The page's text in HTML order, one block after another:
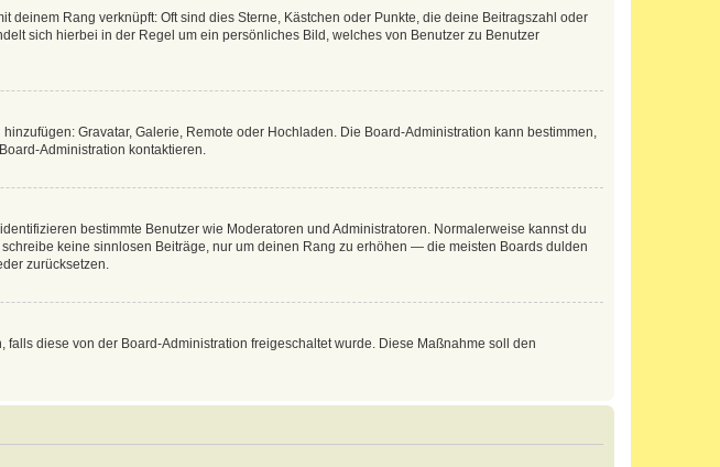
Rang verknüpft: Oft sind dies Sterne, Kästchen oder Punkte, die deine Beitragszahl oder
sich hierbei in der Regel um ein persönliches Bild, welches von Benutzer zu Benutzer
Gravatar, Galerie, Remote oder Hochladen. Die Board-Administration kann bestimmen,
Administration kontaktieren.
bestimmte Benutzer wie Moderatoren und Administratoren. Normalerweise kannst du
keine sinnlosen Beiträge, nur um deinen Rang zu erhöhen — die meisten Boards dulden
zurücksetzen.
diese von der Board-Administration freigeschaltet wurde. Diese Maßnahme soll den